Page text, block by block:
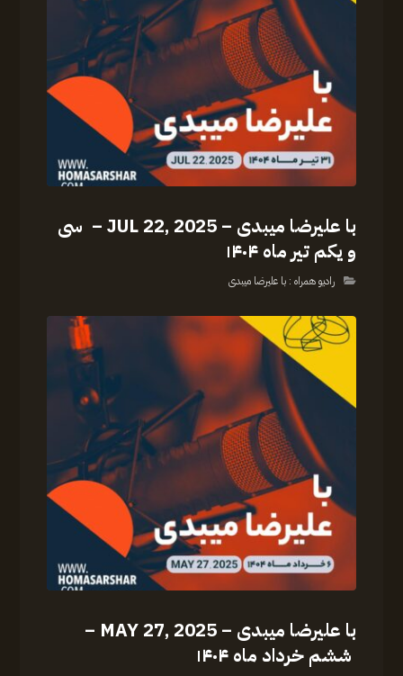
با علیرضا میبدی – JUL 22, 2025 – سی
و یکم تیر ماه ۱۴۰۴
رادیو همراه : با علیرضا میبدی
با علیرضا میبدی – MAY 27, 2025 –
ششم خرداد ماه ۱۴۰۴